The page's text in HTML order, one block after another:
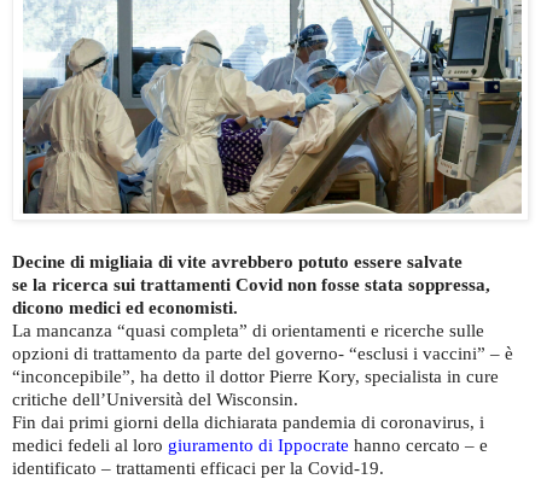
Decine di migliaia di vite avrebbero potuto essere salvate
se la ricerca sui trattamenti Covid non fosse stata soppressa,
dicono medici ed economisti.
La mancanza “quasi completa” di orientamenti e ricerche sulle
opzioni di trattamento da parte del governo- “esclusi i vaccini” – è
“inconcepibile”, ha detto il dottor Pierre Kory, specialista in cure
critiche dell’Università del Wisconsin.
Fin dai primi giorni della dichiarata pandemia di coronavirus, i
medici fedeli al loro giuramento di Ippocrate hanno cercato – e
identificato – trattamenti efficaci per la Covid-19.